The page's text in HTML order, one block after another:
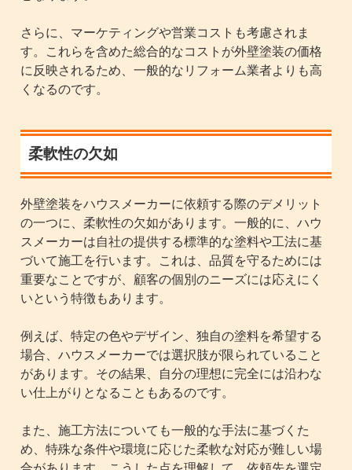
さらに、マーケティングや営業コストも考慮されま
す。これらを含めた総合的なコストが外壁塗装の価格
に反映されるため、一般的なリフォーム業者よりも高
くなるのです。
柔軟性の欠如
外壁塗装をハウスメーカーに依頼する際のデメリット
の一つに、柔軟性の欠如があります。一般的に、ハウ
スメーカーは自社の提供する標準的な塗料や工法に基
づいて施工を行います。これは、品質を守るためには
重要なことですが、顧客の個別のニーズには応えにく
いという特徴もあります。
例えば、特定の色やデザイン、独自の塗料を希望する
場合、ハウスメーカーでは選択肢が限られていること
があります。その結果、自分の理想に完全には沿わな
い仕上がりとなることもあるのです。
また、施工方法についても一般的な手法に基づくた
め、特殊な条件や環境に応じた柔軟な対応が難しい場